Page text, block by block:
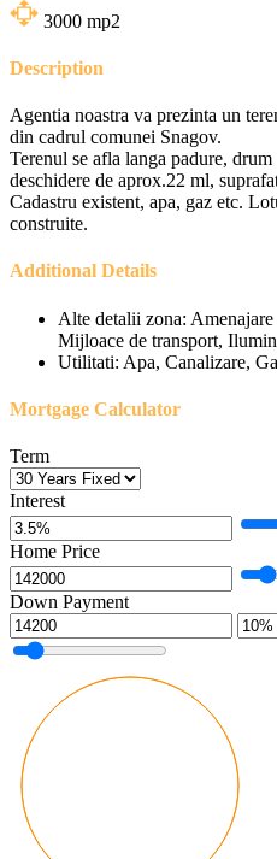
3000 mp2
Description
Agentia noastra va prezinta un
din cadrul comunei Snagov.
Terenul se afla langa padure,
deschidere de aprox.22 ml,
Cadastru existent, apa, gaz etc.
construite.
Additional Details
Alte detalii zona: Amenajare
Mijloace de transport,
Utilitati: Apa, Canalizare,
Mortgage Calculator
Term
Interest
Home Price
Down Payment